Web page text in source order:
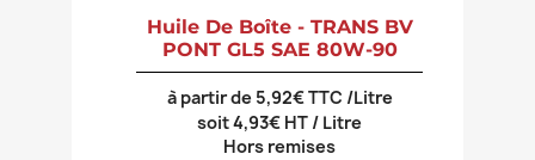
Huile De Boîte - TRANS BV
PONT GL5 SAE 80W-90
à partir de 5,92€ TTC /Litre
soit 4,93€ HT / Litre
Hors remises